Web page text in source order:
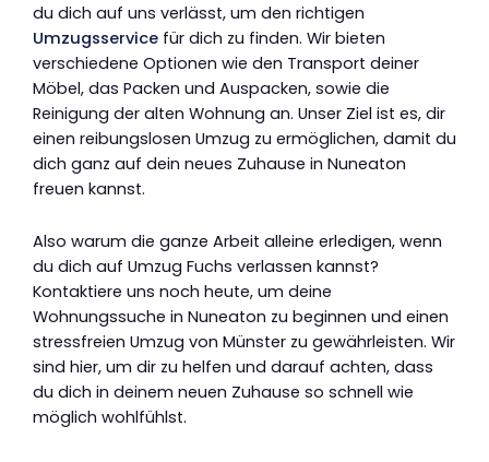
du dich auf uns verlässt, um den richtigen
Umzugsservice für dich zu finden. Wir bieten
verschiedene Optionen wie den Transport deiner
Möbel, das Packen und Auspacken, sowie die
Reinigung der alten Wohnung an. Unser Ziel ist es, dir
einen reibungslosen Umzug zu ermöglichen, damit du
dich ganz auf dein neues Zuhause in Nuneaton
freuen kannst.
Also warum die ganze Arbeit alleine erledigen, wenn
du dich auf Umzug Fuchs verlassen kannst?
Kontaktiere uns noch heute, um deine
Wohnungssuche in Nuneaton zu beginnen und einen
stressfreien Umzug von Münster zu gewährleisten. Wir
sind hier, um dir zu helfen und darauf achten, dass
du dich in deinem neuen Zuhause so schnell wie
möglich wohlfühlst.